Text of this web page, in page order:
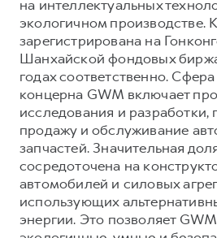
на интеллектуальных
экологичном производстве.
зарегистрирована на
Шанхайской фондовых
годах соответственно.
концерна GWM включает
исследования и разработки,
продажу и обслуживание
запчастей. Значительная
сосредоточена на
автомобилей и силовых
использующих
энергии. Это позволяет